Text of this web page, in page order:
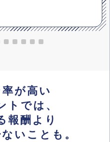
が高い
トでは、
報酬より
いことも。